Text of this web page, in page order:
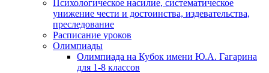
Психологическое насилие, систематическое
унижение чести и достоинства, издевательства,
преследование
Расписание уроков
Олимпиады
Олимпиада на Кубок имени Ю.А. Гагарина
для 1-8 классов